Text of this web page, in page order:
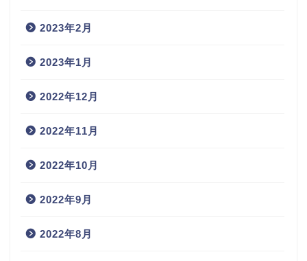
2023年2月
2023年1月
2022年12月
2022年11月
2022年10月
2022年9月
2022年8月